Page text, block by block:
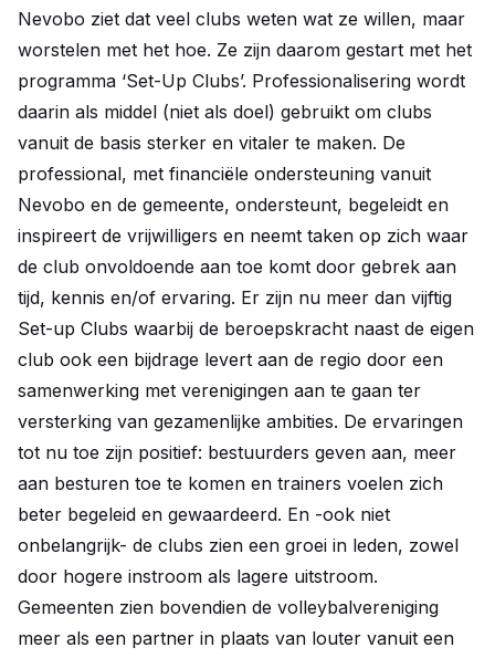
Nevobo ziet dat veel clubs weten wat ze willen, maar
worstelen met het hoe. Ze zijn daarom gestart met het
programma ‘Set-Up Clubs’. Professionalisering wordt
daarin als middel (niet als doel) gebruikt om clubs
vanuit de basis sterker en vitaler te maken. De
professional, met financiële ondersteuning vanuit
Nevobo en de gemeente, ondersteunt, begeleidt en
inspireert de vrijwilligers en neemt taken op zich waar
de club onvoldoende aan toe komt door gebrek aan
tijd, kennis en/of ervaring. Er zijn nu meer dan vijftig
Set-up Clubs waarbij de beroepskracht naast de eigen
club ook een bijdrage levert aan de regio door een
samenwerking met verenigingen aan te gaan ter
versterking van gezamenlijke ambities. De ervaringen
tot nu toe zijn positief: bestuurders geven aan, meer
aan besturen toe te komen en trainers voelen zich
beter begeleid en gewaardeerd. En -ook niet
onbelangrijk- de clubs zien een groei in leden, zowel
door hogere instroom als lagere uitstroom.
Gemeenten zien bovendien de volleybalvereniging
meer als een partner in plaats van louter vanuit een